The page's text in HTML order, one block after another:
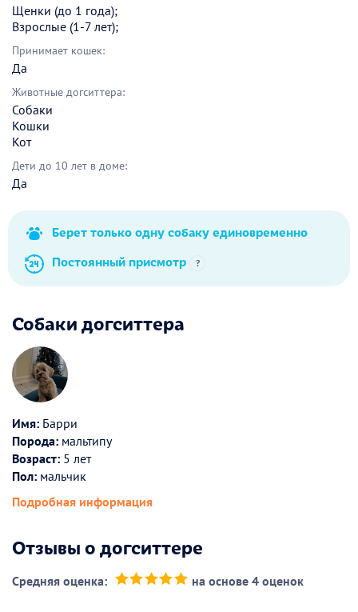
Щенки (до 1 года);
Взрослые (1-7 лет);
Принимает кошек:
Да
Животные догситтера:
Собаки
Кошки
Кот
Дети до 10 лет в доме:
Да
Берет только одну собаку единовременно
Постоянный присмотр
?
Собаки догситтера
Имя: Барри
Порода: мальтипу
Возраст: 5 лет
Пол: мальчик
Подробная информация
Отзывы о догситтере
Средняя оценка: на основе 4 оценок